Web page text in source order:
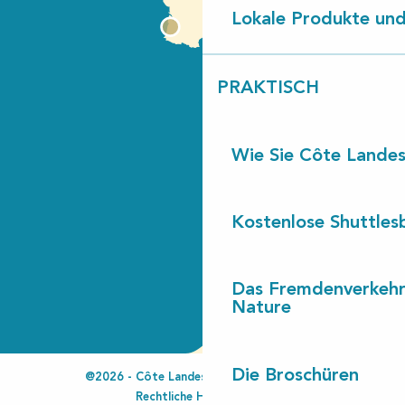
Lokale Produkte
PRAKTISCH
Wie Sie Côte
Kostenlose
Das
Nature
Die Broschüren
@2026 - Côte Landes Nature Tourisme
Rechtliche Hinweise